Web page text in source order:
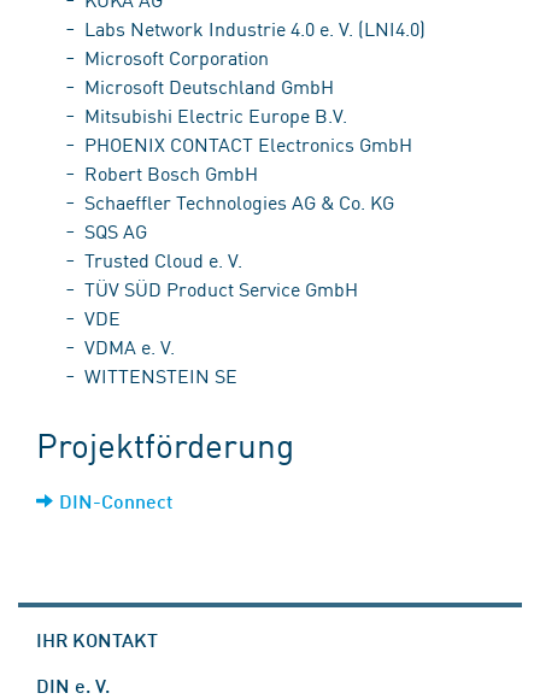
Labs Network Industrie 4.0 e. V. (LNI4.0)
Microsoft Corporation
Microsoft Deutschland GmbH
Mitsubishi Electric Europe B.V.
PHOENIX CONTACT Electronics GmbH
Robert Bosch GmbH
Schaeffler Technologies AG & Co. KG
SQS AG
Trusted Cloud e. V.
TÜV SÜD Product Service GmbH
VDE
VDMA e. V.
WITTENSTEIN SE
Projektförderung
DIN-Connect
IHR KONTAKT
DIN e. V.